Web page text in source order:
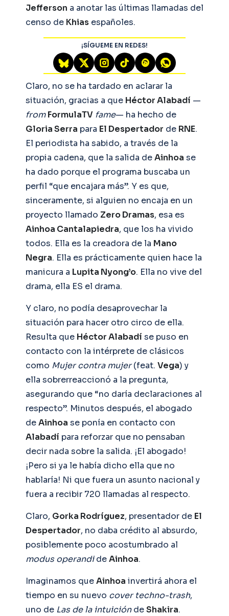
Jefferson a anotar las últimas llamadas del
censo de Khias españoles.
¡SÍGUEME EN REDES!
Claro, no se ha tardado en aclarar la
situación, gracias a que Héctor Alabadí —
from FormulaTV fame— ha hecho de
Gloria Serra para El Despertador de RNE.
El periodista ha sabido, a través de la
propia cadena, que la salida deAinhoa se
ha dado porque el programa buscaba un
perfil “que encajara más”. Y es que,
sinceramente, si alguien no encaja en un
proyecto llamado Zero Dramas, esa es
Ainhoa Cantalapiedra, que los ha vivido
todos. Ella es la creadora de la Mano
Negra. Ella es prácticamente quien hace la
manicura a Lupita Nyong’o. Ella no vive del
drama, ella ES el drama.
Y claro, no podía desaprovechar la
situación para hacer otro circo de ella.
Resulta que Héctor Alabadí se puso en
contacto con la intérprete de clásicos
como Mujer contra mujer(feat. Vega) y
ella sobrerreaccionó a la pregunta,
asegurando que “no daría declaraciones al
respecto”. Minutos después, el abogado
deAinhoa se ponía en contacto con
Alabadí para reforzar que no pensaban
decir nada sobre la salida. ¡El abogado!
¡Pero si ya le había dicho ella que no
hablaría! Ni que fuera un asunto nacional y
fuera a recibir 720 llamadas al respecto.
Claro, Gorka Rodríguez, presentador de El
Despertador, no daba crédito al absurdo,
posiblemente poco acostumbrado al
modus operandideAinhoa.
Imaginamos queAinhoa invertirá ahora el
tiempo en su nuevo cover techno-trash,
uno de Las de la intuicióndeShakira.